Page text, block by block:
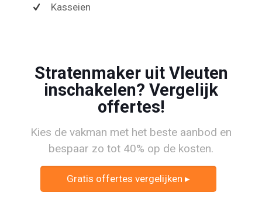
Kasseien
Stratenmaker uit Vleuten
inschakelen? Vergelijk
offertes!
Kies de vakman met het beste aanbod en
bespaar zo tot 40% op de kosten.
Gratis offertes vergelijken ▸